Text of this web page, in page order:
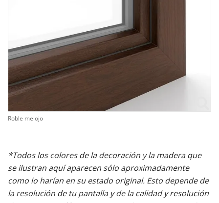
Roble melojo
*Todos los colores de la decoración y la madera que
se ilustran aquí aparecen sólo aproximadamente
como lo harían en su estado original. Esto depende de
la resolución de tu pantalla y de la calidad y resolución